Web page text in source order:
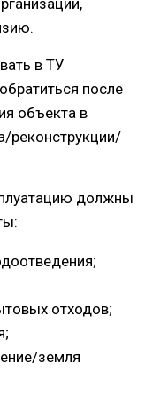
в ТУ
после
объекта в
реконструкции/
должны
отходов;
земля